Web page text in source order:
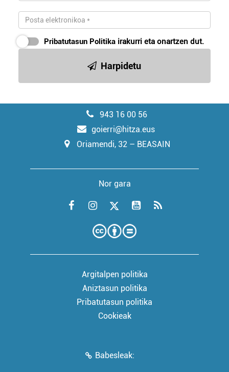
Pribatutasun Politika irakurri eta onartzen dut.
Harpidetu
943 16 00 56
goierri@hitza.eus
Oriamendi, 32 – BEASAIN
Nor gara
Argitalpen politika
Aniztasun politika
Pribatutasun politika
Cookieak
Babesleak: